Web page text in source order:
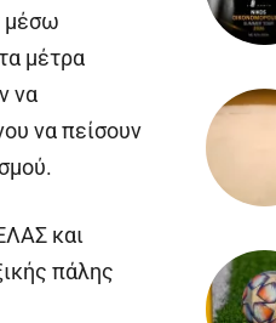
μέσω
μέτρα
να
να πείσουν
και
πάλης